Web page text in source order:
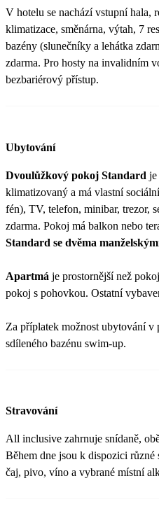
V hotelu se nachází vstupní hala,
klimatizace, směnárna, výtah, 7
bazény (slunečníky a lehátka
zdarma. Pro hosty na invalidním
bezbariérový přístup.
Ubytování
Dvoulůžkový pokoj Standard je
klimatizovaný a má vlastní
fén), TV, telefon, minibar, trezor,
zdarma. Pokoj má balkon nebo
Standard se dvěma
Apartmá je prostornější než
pokoj s pohovkou. Ostatní
Za příplatek možnost ubytování v
sdíleného bazénu swim-up.
Stravování
All inclusive zahrnuje snídaně,
Během dne jsou k dispozici
čaj, pivo, víno a vybrané místní